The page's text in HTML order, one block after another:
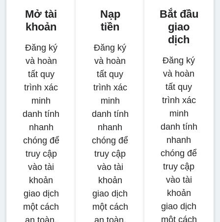
Mở tài
khoản
Đăng ký
và hoàn
tất quy
trình xác
minh
danh tính
nhanh
chóng để
truy cập
vào tài
khoản
giao dịch
một cách
Nạp
tiền
Đăng ký
và hoàn
tất quy
trình xác
minh
danh tính
nhanh
chóng để
truy cập
vào tài
khoản
giao dịch
một cách
Bắt đầu
giao
dịch
Đăng ký
và hoàn
tất quy
trình xác
minh
danh tính
nhanh
chóng để
truy cập
vào tài
khoản
giao dịch
một cách